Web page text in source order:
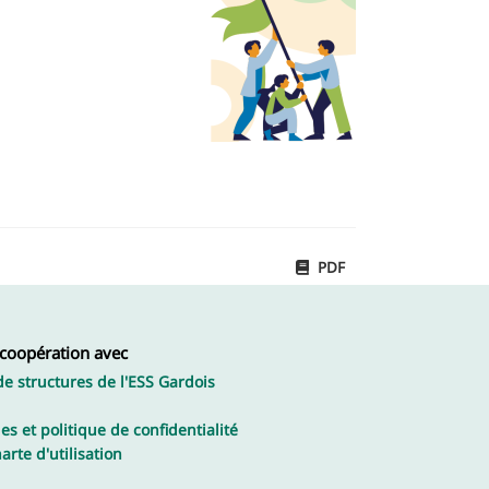
PDF
avec
structures de l'ESS Gardois
et politique de confidentialité
d'utilisation